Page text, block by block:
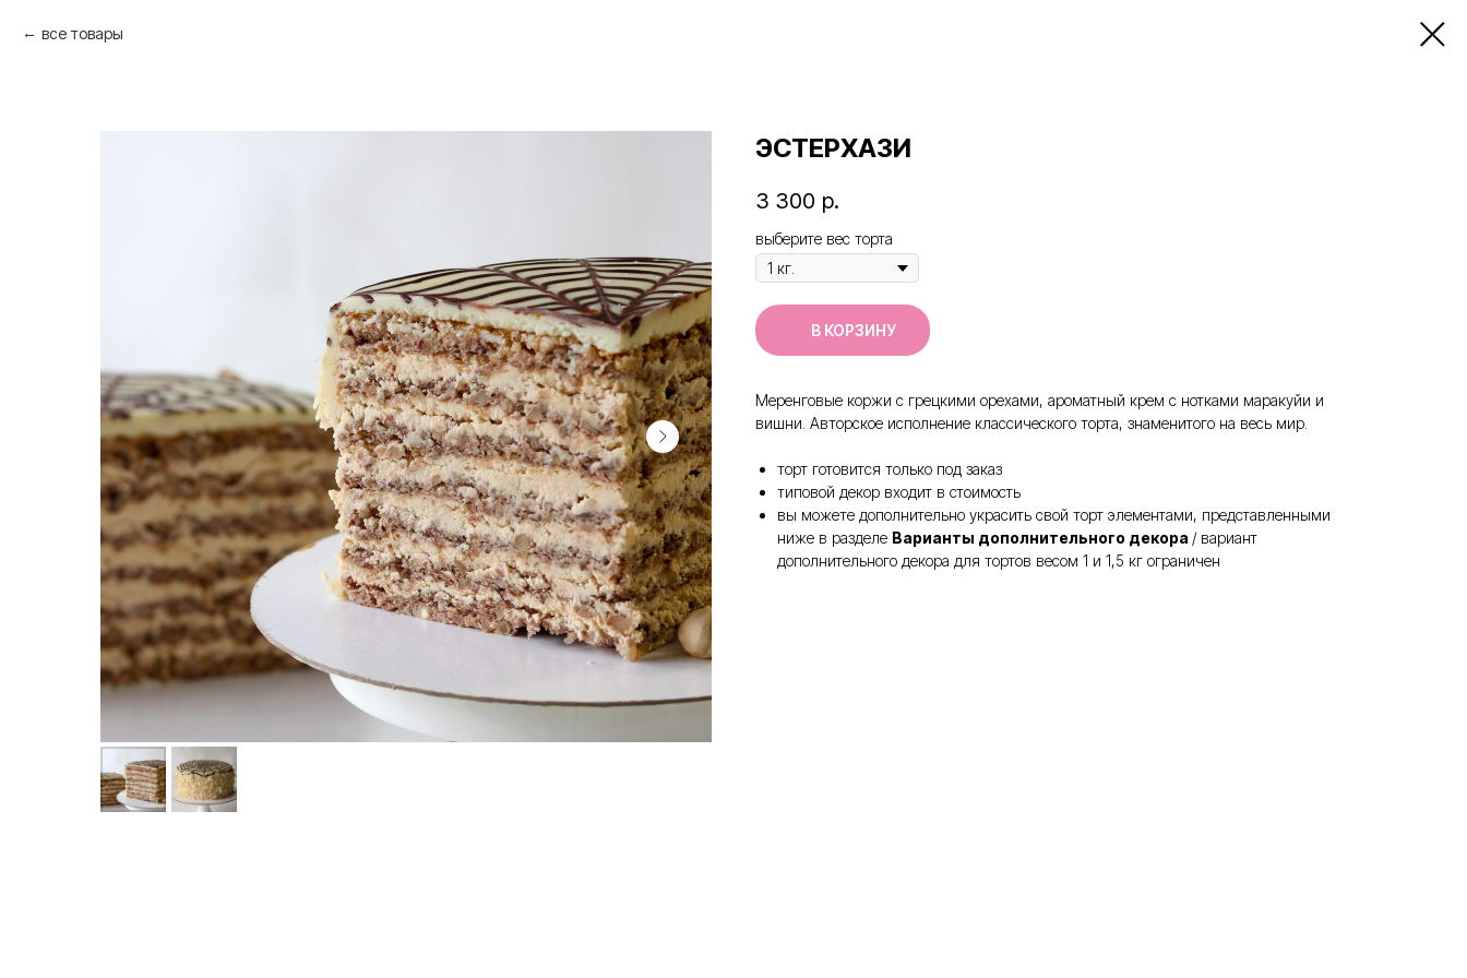
все товары
ЭСТЕРХАЗИ
3 300 р.
выберите вес торта
В КОРЗИНУ
Меренговые коржи с грецкими орехами, ароматный крем с нотками маракуйи и
вишни. Авторское исполнение классического торта, знаменитого на весь мир.
торт готовится только под заказ
типовой декор входит в стоимость
вы можете дополнительно украсить свой торт элементами, представленными
ниже в разделе Варианты дополнительного декора / вариант
дополнительного декора для тортов весом 1 и 1,5 кг ограничен